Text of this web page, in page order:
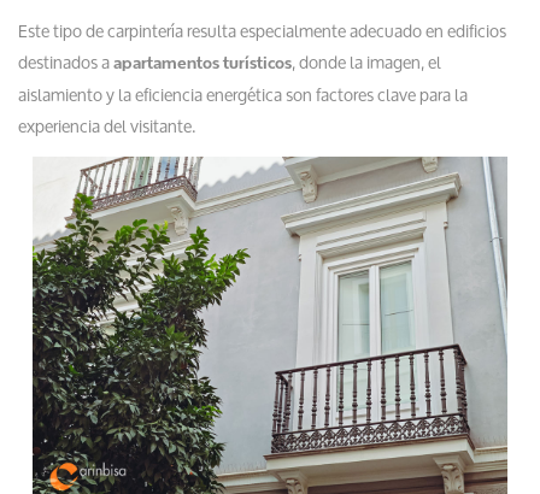
Este tipo de carpintería resulta especialmente adecuado en edificios
destinados aapartamentos turísticos, donde la imagen, el
aislamiento y la eficiencia energética son factores clave para la
experiencia del visitante.